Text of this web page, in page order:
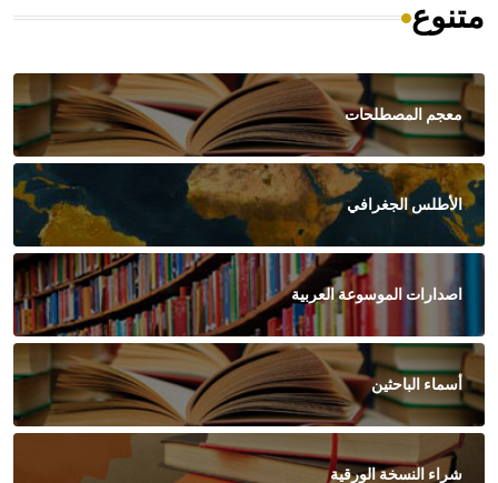
متنوع
معجم المصطلحات
الأطلس الجغرافي
اصدارات الموسوعة العربية
أسماء الباحثين
شراء النسخة الورقية